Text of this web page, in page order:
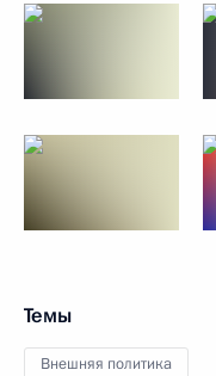
Темы
Внешняя политика